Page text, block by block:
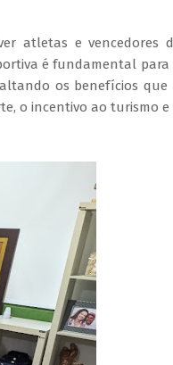
atletas e vencedores
é fundamental para
os benefícios que
o incentivo ao turismo e